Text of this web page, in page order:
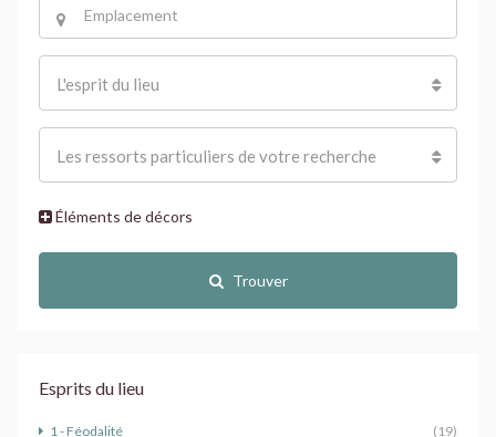
L'esprit du lieu
Les ressorts particuliers de votre recherche
Éléments de décors
Trouver
Esprits du lieu
1 - Féodalité
(19)